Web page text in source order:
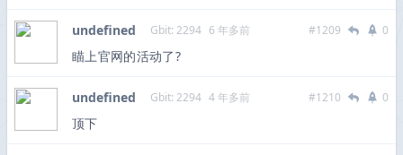
undefined Gbit: 2294 6 年多前 #1209 0
瞄上官网的活动了?
undefined Gbit: 2294 4 年多前 #1210 0
顶下